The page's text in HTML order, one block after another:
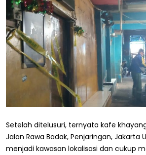
Setelah ditelusuri, ternyata kafe
Jalan Rawa Badak, Penjaringan,
menjadi kawasan lokalisasi dan cukup